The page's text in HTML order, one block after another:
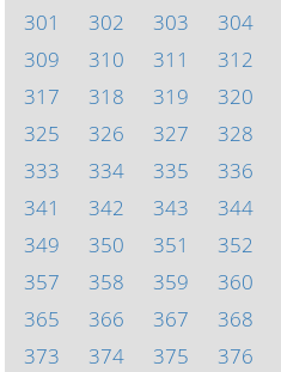
301
302 303 304
309
310 311 312
317
318 319 320
325
326 327 328
333
334 335 336
341
342 343 344
349
350 351 352
357
358 359 360
365
366 367 368
373
374 375 376